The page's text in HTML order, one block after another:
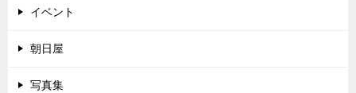
イベント
朝日屋
写真集